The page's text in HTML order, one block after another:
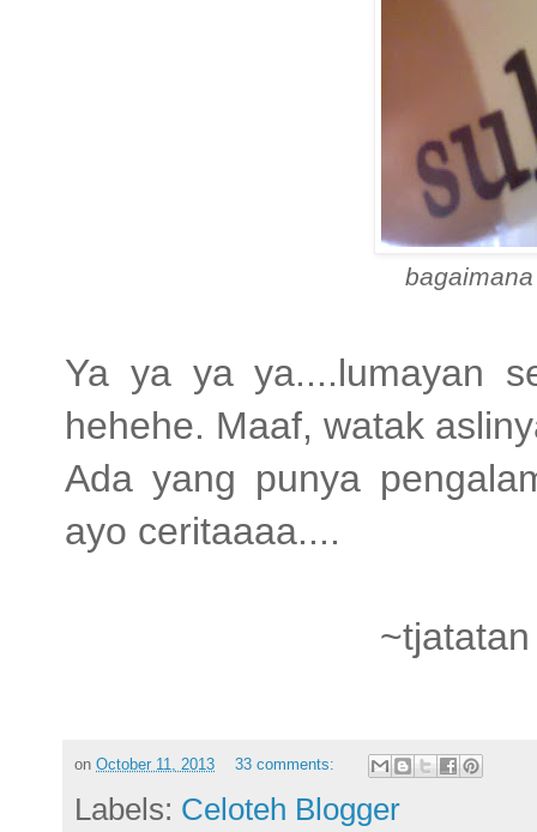
Ya ya ya ya....lumayan
hehehe. Maaf, watak
Ada yang punya
ayo ceritaaaa....
on October 11, 2013 33 comments:
Labels: Celoteh Blogger